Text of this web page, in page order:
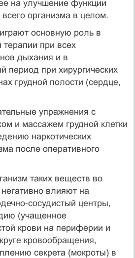
на улучшение функции
организма в целом.
основную роль в
терапии при всех
дыхания и в
период при хирургических
грудной полости (сердце,
упражнения с
и массажем грудной клетки
наркотических
после оперативного
таких веществ во
влияют на
сосудистый центры,
(учащенное
крови на периферии и
кровообращения,
секрета (мокроты) в